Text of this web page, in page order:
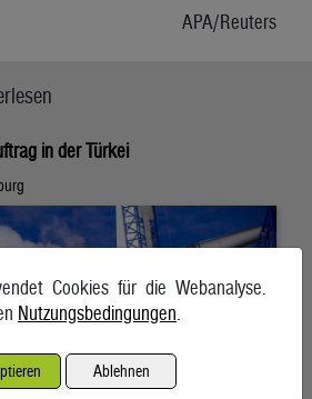
APA/Reuters
in der Türkei
Cookies für die Webanalyse.
Nutzungsbedingungen
Ablehnen